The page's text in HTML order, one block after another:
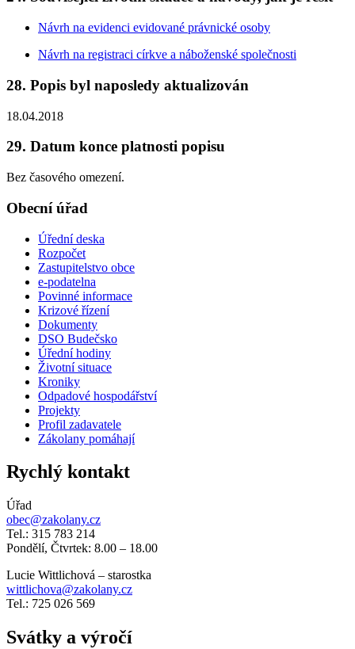
Návrh na evidenci evidované právnické osoby
Návrh na registraci církve a náboženské společnosti
28. Popis byl naposledy aktualizován
18.04.2018
29. Datum konce platnosti popisu
Bez časového omezení.
Obecní úřad
Úřední deska
Rozpočet
Zastupitelstvo obce
e-podatelna
Povinné informace
Krizové řízení
Dokumenty
DSO Budečsko
Úřední hodiny
Životní situace
Kroniky
Odpadové hospodářství
Projekty
Profil zadavatele
Zákolany pomáhají
Rychlý kontakt
Úřad
obec@zakolany.cz
Tel.: 315 783 214
Pondělí, Čtvrtek: 8.00 – 18.00
Lucie Wittlichová – starostka
wittlichova@zakolany.cz
Tel.: 725 026 569
Svátky a výročí